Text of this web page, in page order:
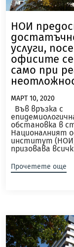
НОИ
услуги,
офисите се
само при
МАРТ 10, 2020
Във връзка с
обстановка в
Националният
институт
призовава
Прочетете още